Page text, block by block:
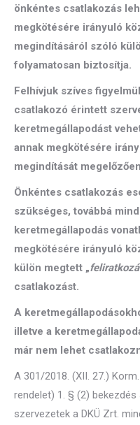
önkéntes csatlakozás
megkötésére irányuló
megindításáról szóló
folyamatosan biztosítja.
Felhívjuk szíves
csatlakozó érintett
keretmegállapodást
annak megkötésére
megindítását
Önkéntes csatlakozás
szükséges, továbbá
keretmegállapodás
megkötésére irányuló
külön megtett „
csatlakozást.
A
illetve a
már nem lehet
A 301/2018. (XII. 27.)
rendelet) 1. § (2)
szervezetek a DKÜ Zrt.